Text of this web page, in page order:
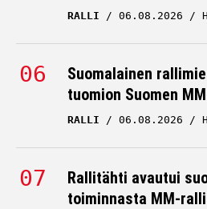
RALLI 06.08.2026
Suomalainen
tuomion Suomen
RALLI 06.08.2026
Rallitähti avautui
toiminnasta MM-